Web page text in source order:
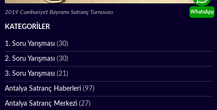
WhatsApp
2019 Cumhuriyet Bayramı Satranç Turnuvası
KATEGORILER
1. Soru Yarışması (30)
2. Soru Yarışması (30)
3. Soru Yarışması (21)
Antalya Satranç Haberleri (97)
Antalya Satranç Merkezi (27)